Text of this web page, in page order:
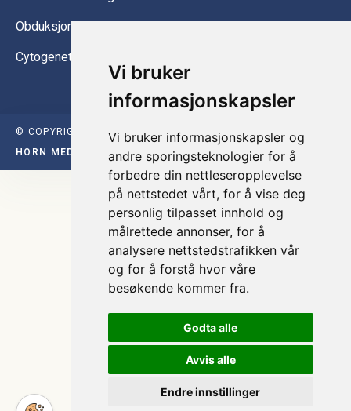
Vi bruker
informasjonskapsler
Vi bruker informasjonskapsler og
andre sporingsteknologier for å
forbedre din nettleseropplevelse
på nettstedet vårt, for å vise deg
personlig tilpasset innhold og
målrettede annonser, for å
analysere nettstedstrafikken vår
og for å forstå hvor våre
besøkende kommer fra.
Godta alle
Avvis alle
Endre innstillinger
Obduksjonsutstyr
Cytogenetikk
© COPYRIGHT INTER INSTRUMENT 2026 | DESIGNET AV
HORN MEDIA 2021